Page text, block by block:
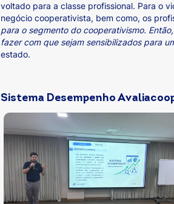
voltado para a classe profissional. Para o
negócio cooperativista, bem como, os
para o segmento do cooperativismo.
fazer com que sejam sensibilizados para
estado.
Sistema Desempenho